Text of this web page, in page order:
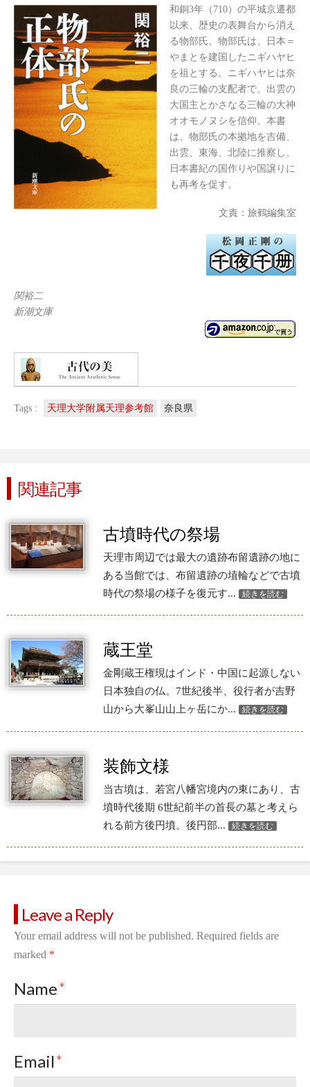
和銅3年（710）の平城京遷都
以来、歴史の表舞台から消え
る物部氏。物部氏は、日本＝
やまとを建国したニギハヤヒ
を祖とする。ニギハヤヒは奈
良の三輪の支配者で、出雲の
大国主とかさなる三輪の大神
オオモノヌシを信仰。本書
は、物部氏の本拠地を吉備、
出雲、東海、北陸に推察し、
日本書紀の国作りや国譲りに
も再考を促す。
文責：旅鶴編集室
関裕二
新潮文庫
Tags : 天理大学附属天理参考館 奈良県
関連記事
古墳時代の祭場
天理市周辺では最大の遺跡布留遺跡の地に
ある当館では、布留遺跡の埴輪などで古墳
時代の祭場の様子を復元す...
続きを読む
蔵王堂
金剛蔵王権現はインド・中国に起源しない
日本独自の仏。7世紀後半、役行者が吉野
山から大峯山山上ヶ岳にか...
続きを読む
装飾文様
当古墳は、若宮八幡宮境内の東にあり、古
墳時代後期 6世紀前半の首長の墓と考えら
れる前方後円墳。後円部...
続きを読む
Leave a Reply
Your email address will not be published. Required fields are
marked *
Name*
Email*